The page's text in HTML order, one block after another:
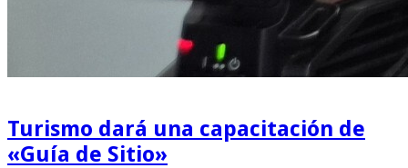
Turismo dará una capacitación de
«Guía de Sitio»